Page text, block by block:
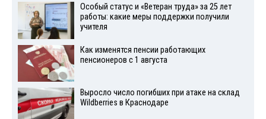
Особый статус и «Ветеран труда» за 25 лет
работы: какие меры поддержки получили
учителя
Как изменятся пенсии работающих
пенсионеров с 1 августа
Выросло число погибших при атаке на склад
Wildberries в Краснодаре